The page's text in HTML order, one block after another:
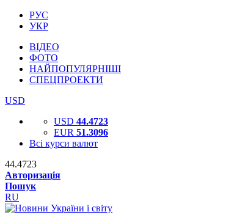
РУС
УКР
ВІДЕО
ФОТО
НАЙПОПУЛЯРНІШІ
СПЕЦПРОЕКТИ
USD
USD 44.4723
EUR 51.3096
Всі курси валют
44.4723
Авторизація
Пошук
RU